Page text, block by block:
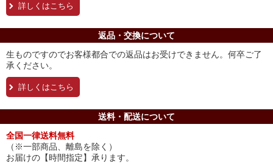
詳しくはこちら
返品・交換について
生ものですのでお客様都合での返品はお受けできません。何卒ご了
承ください。
詳しくはこちら
送料・配送について
全国一律送料無料
（※一部商品、離島を除く）
お届けの【時間指定】承ります。